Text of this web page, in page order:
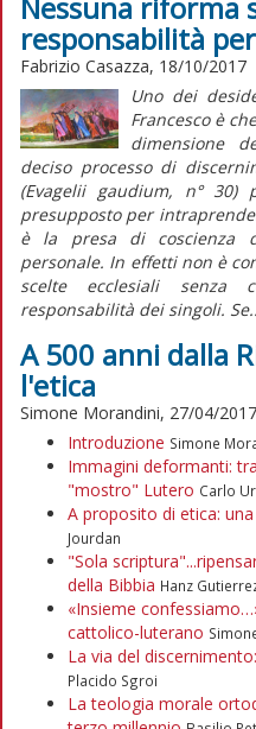
responsabilità
Fabrizio Casazza, 18/10/2017
Uno dei
Francesco è
dimensione
deciso processo di
(Evagelii gaudium, n° 30)
presupposto per
è la presa di coscienza
personale. In effetti non è
scelte ecclesiali
responsabilità dei singoli.
A 500 anni dalla
l'etica
Simone Morandini, 27/04/2017
Introduzione Simone
Immagini deformanti:
"mostro" Lutero Carlo
A proposito di etica:
Jourdan
"Sola
della Bibbia Hanz
«Insieme
cattolico-luterano
La via del
Placido Sgroi
La teologia morale